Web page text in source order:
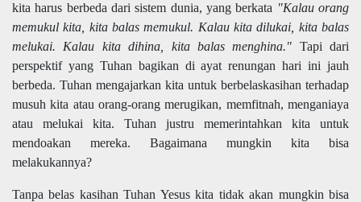
kita harus berbeda dari sistem dunia, yang berkata "Kalau orang
memukul kita, kita balas memukul. Kalau kita dilukai, kita balas
melukai. Kalau kita dihina, kita balas menghina." Tapi dari
perspektif yang Tuhan bagikan di ayat renungan hari ini jauh
berbeda. Tuhan mengajarkan kita untuk berbelaskasihan terhadap
musuh kita atau orang-orang merugikan, memfitnah, menganiaya
atau melukai kita. Tuhan justru memerintahkan kita untuk
mendoakan mereka. Bagaimana mungkin kita bisa
melakukannya?
Tanpa belas kasihan Tuhan Yesus kita tidak akan mungkin bisa